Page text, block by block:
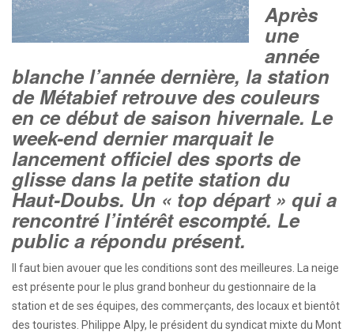
Après
une
année
blanche l’année dernière, la station
de Métabief retrouve des couleurs
en ce début de saison hivernale. Le
week-end dernier marquait le
lancement officiel des sports de
glisse dans la petite station du
Haut-Doubs. Un « top départ » qui a
rencontré l’intérêt escompté. Le
public a répondu présent.
Il faut bien avouer que les conditions sont des meilleures. La neige
est présente pour le plus grand bonheur du gestionnaire de la
station et de ses équipes, des commerçants, des locaux et bientôt
des touristes. Philippe Alpy, le président du syndicat mixte du Mont